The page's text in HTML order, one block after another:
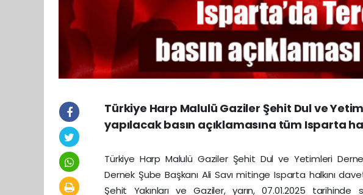
Türkiye Harp Malulü Gaziler Şehit Dul ve
yapılacak basın açıklamasına tüm Isparta
Türkiye Harp Malulü Gaziler Şehit Dul ve Yetimleri
Dernek Şube Başkanı Ali Savı mitinge Isparta halkını
Şehit Yakınları ve Gaziler, yarın, 07.01.2025